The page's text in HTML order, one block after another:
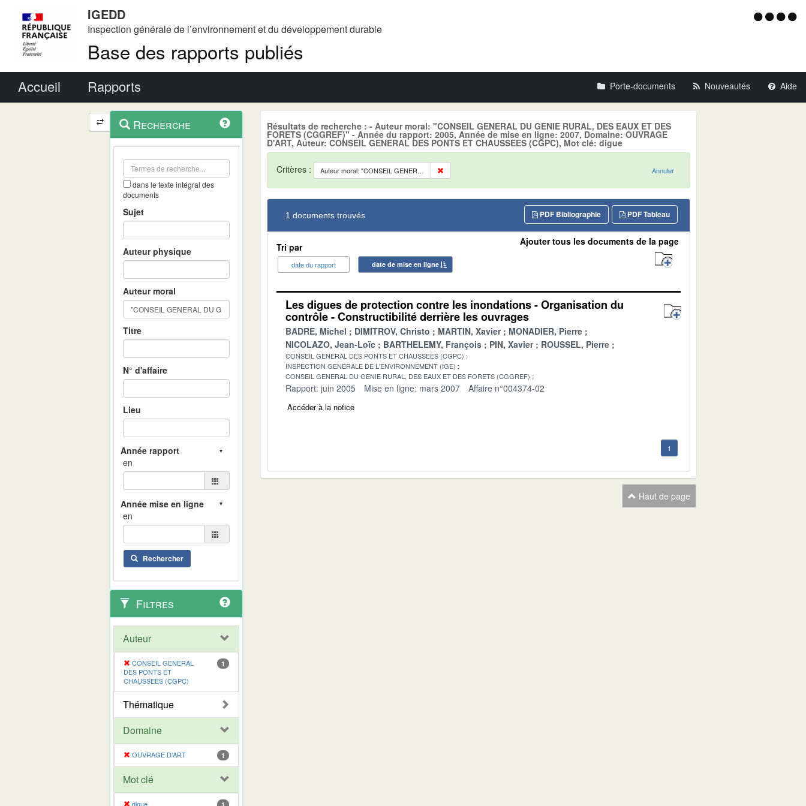
IGEDD
Inspection générale de l’environnement et du développement durable
Base des rapports publiés
Menu
Accueil Rapports Porte-documents Nouveautés Aide
Navigation
et
outils
contextuel
Recherche
dans le texte intégral des
documents
Sujet
Auteur physique
Auteur moral
Titre
N° d'affaire
Lieu
en
en
Rechercher
Filtres
Auteur
CONSEIL GENERAL
DES PONTS ET
CHAUSSEES (CGPC)
1
Thématique
Domaine
OUVRAGE D'ART 1
Mot clé
digue
Résultats de recherche : - Auteur moral: "CONSEIL GENERAL DU GENIE RURAL, DES EAUX ET DES
FORETS (CGGREF)" - Année du rapport: 2005, Année de mise en ligne: 2007, Domaine: OUVRAGE
D'ART, Auteur: CONSEIL GENERAL DES PONTS ET CHAUSSEES (CGPC), Mot clé: digue
Critères : Auteur moral: "CONSEIL GENERAL DU GENIE RURAL, DES EAUX ET DES FORETS (CGGREF)" Annuler
1 documents trouvés PDF Tableau
PDF Bibliographie
Tri par
date du rapport date de mise en ligne
Ajouter tous les documents de la page
Les digues de protection contre les inondations - Organisation du
contrôle - Constructibilité derrière les ouvrages
BADRE, Michel DIMITROV, Christo MARTIN, Xavier
MONADIER, Pierre
NICOLAZO, Jean-Loïc
BARTHELEMY, François PIN, Xavier ROUSSEL, Pierre
CONSEIL GENERAL DES PONTS ET CHAUSSEES (CGPC)
INSPECTION GENERALE DE L'ENVIRONNEMENT (IGE)
CONSEIL GENERAL DU GENIE RURAL, DES EAUX ET DES FORETS (CGGREF)
Rapport: juin 2005 Mise en ligne: mars 2007 Affaire n°004374-02
Accéder à la notice
1
Haut de page